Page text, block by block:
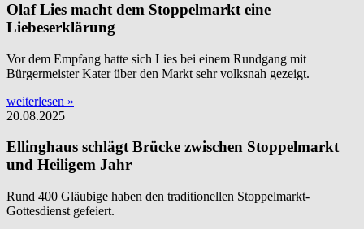
Olaf Lies macht dem Stoppelmarkt eine
Liebeserklärung
Vor dem Empfang hatte sich Lies bei einem Rundgang mit
Bürgermeister Kater über den Markt sehr volksnah gezeigt.
weiterlesen »
20.08.2025
Ellinghaus schlägt Brücke zwischen Stoppelmarkt
und Heiligem Jahr
Rund 400 Gläubige haben den traditionellen Stoppelmarkt-
Gottesdienst gefeiert.